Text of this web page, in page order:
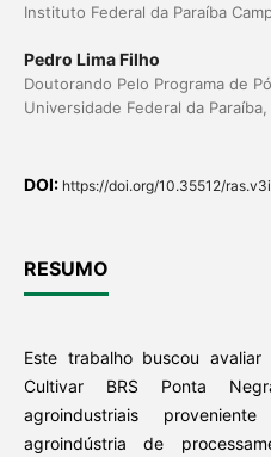
Instituto Federal da Paraíba
Pedro Lima Filho
Doutorando Pelo Programa de
Universidade Federal da
DOI: https://doi.org/10.35512/
RESUMO
Este trabalho buscou
Cultivar BRS Ponta
agroindustriais
agroindústria de